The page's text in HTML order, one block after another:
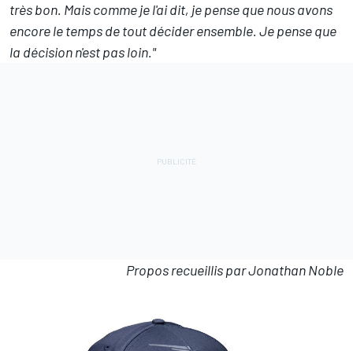
très bon. Mais comme je l'ai dit, je pense que nous avons
encore le temps de tout décider ensemble. Je pense que
la décision n'est pas loin."
Propos recueillis par Jonathan Noble